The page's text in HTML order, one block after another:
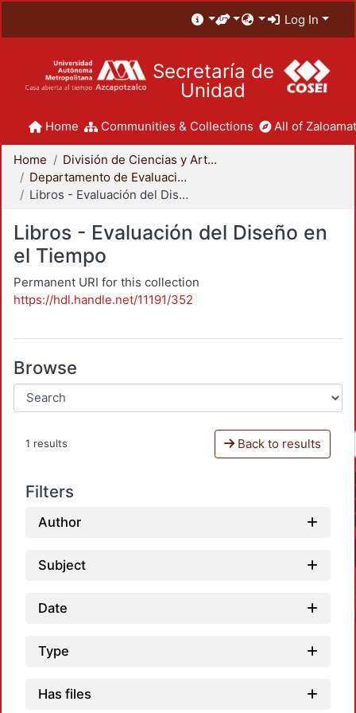
Log In
Secretaría de
Unidad
Home Communities & Collections All of
Home
División de Ciencias y Artes para el Diseño
Departamento de Evaluación del Diseño en el Tiempo
Libros - Evaluación del Diseño en el Tiempo
Libros - Evaluación del Diseño en
el Tiempo
Permanent URI for this collection
https://hdl.handle.net/11191/352
Browse
1 results Back to results
Filters
Author
Subject
Date
Type
Has files